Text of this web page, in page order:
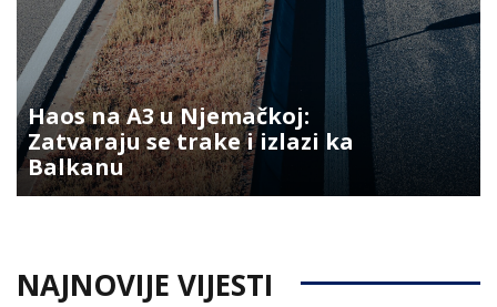
Haos na A3 u Njemačkoj:
Zatvaraju se trake i izlazi ka
Balkanu
NAJNOVIJE VIJESTI